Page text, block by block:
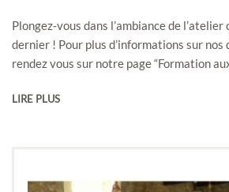
Plongez-vous dans l’ambiance de
dernier ! Pour plus d’informations sur
rendez vous sur notre page “Formation
LIRE PLUS